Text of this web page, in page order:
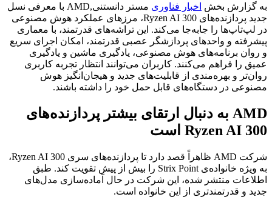
به گزارش بخش اخبار فناوری
مستر دانستنی,AMD با معرفی نسل
جدید پردازنده‌های Ryzen AI 300، مرزهای عملکرد هوش مصنوعی
در لپ‌تاپ‌ها را جابه‌جا می‌کند. این تراشه‌های قدرتمند، با معماری
پیشرفته و واحدهای پردازشگر عصبی قدرتمند، امکان اجرای سریع
و روان برنامه‌های هوش مصنوعی، یادگیری ماشین و یادگیری
عمیق را فراهم می‌کنند. کاربران می‌توانند انتظار تجربه کاربری
روان‌تر و بهره‌مندی از قابلیت‌های جدید و هیجان‌انگیز هوش
مصنوعی در دستگاه‌های قابل حمل خود را داشته باشند.
AMD به دنبال ارتقای بیشتر پردازنده‌های
Ryzen AI 300 است
شرکت AMD ظاهراً قصد دارد تا پردازنده‌های سری Ryzen AI 300،
به ویژه خانواده‌ی Strix Point را بیش از پیش تقویت کند. طبق
اطلاعات منتشر شده، این شرکت در حال آماده‌سازی مدل‌های
جدید و قدرتمندتری از این خانواده است.